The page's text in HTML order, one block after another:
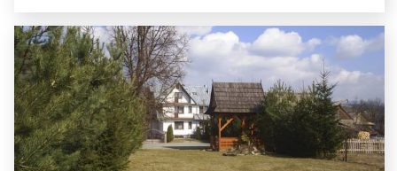
Gospodarstwo Agroturystyczne
„Apartament pod
Obłazową”Celina Grobarczyk
Nowa Biała